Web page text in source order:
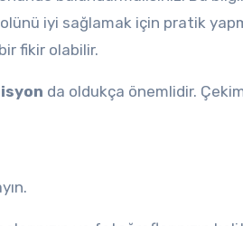
iyi sağlamak için pratik
fikir olabilir.
da oldukça önemlidir.